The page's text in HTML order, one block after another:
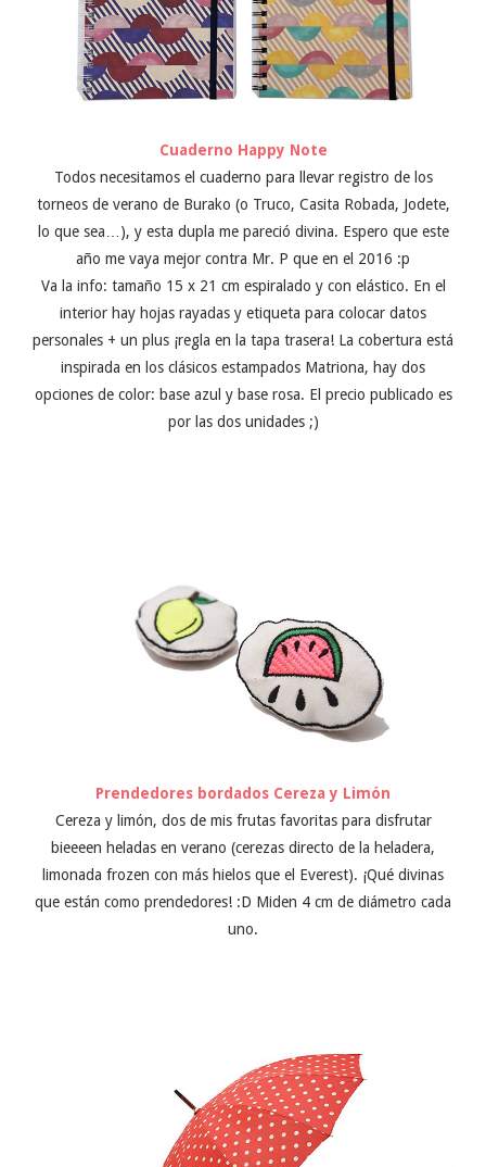
Cuaderno Happy Note
Todos necesitamos el cuaderno para llevar registro de los
torneos de verano de Burako (o Truco, Casita Robada, Jodete,
lo que sea…), y esta dupla me pareció divina. Espero que este
año me vaya mejor contra Mr. P que en el 2016 :p
Va la info: tamaño 15 x 21 cm espiralado y con elástico. En el
interior hay hojas rayadas y etiqueta para colocar datos
personales + un plus ¡regla en la tapa trasera! La cobertura está
inspirada en los clásicos estampados Matriona, hay dos
opciones de color: base azul y base rosa. El precio publicado es
por las dos unidades ;)
Prendedores bordados Cereza y Limón
Cereza y limón, dos de mis frutas favoritas para disfrutar
bieeeen heladas en verano (cerezas directo de la heladera,
limonada frozen con más hielos que el Everest). ¡Qué divinas
que están como prendedores! :D Miden 4 cm de diámetro cada
uno.